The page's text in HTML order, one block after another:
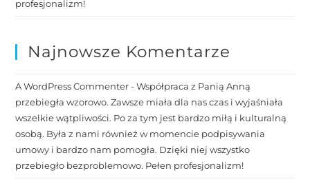
profesjonalizm!
Najnowsze Komentarze
A WordPress Commenter-Współpraca z Panią Anną
przebiegła wzorowo. Zawsze miała dla nas czas i wyjaśniała
wszelkie wątpliwości. Po za tym jest bardzo miłą i kulturalną
osobą. Była z nami również w momencie podpisywania
umowy i bardzo nam pomogła. Dzięki niej wszystko
przebiegło bezproblemowo. Pełen profesjonalizm!